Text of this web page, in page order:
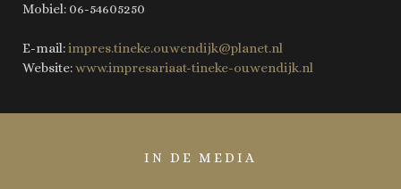
Mobiel: 06-54605250
E-mail:impres.tineke.ouwendijk@planet.nl
Website:www.impresariaat-tineke-ouwendijk.nl
IN DE MEDIA